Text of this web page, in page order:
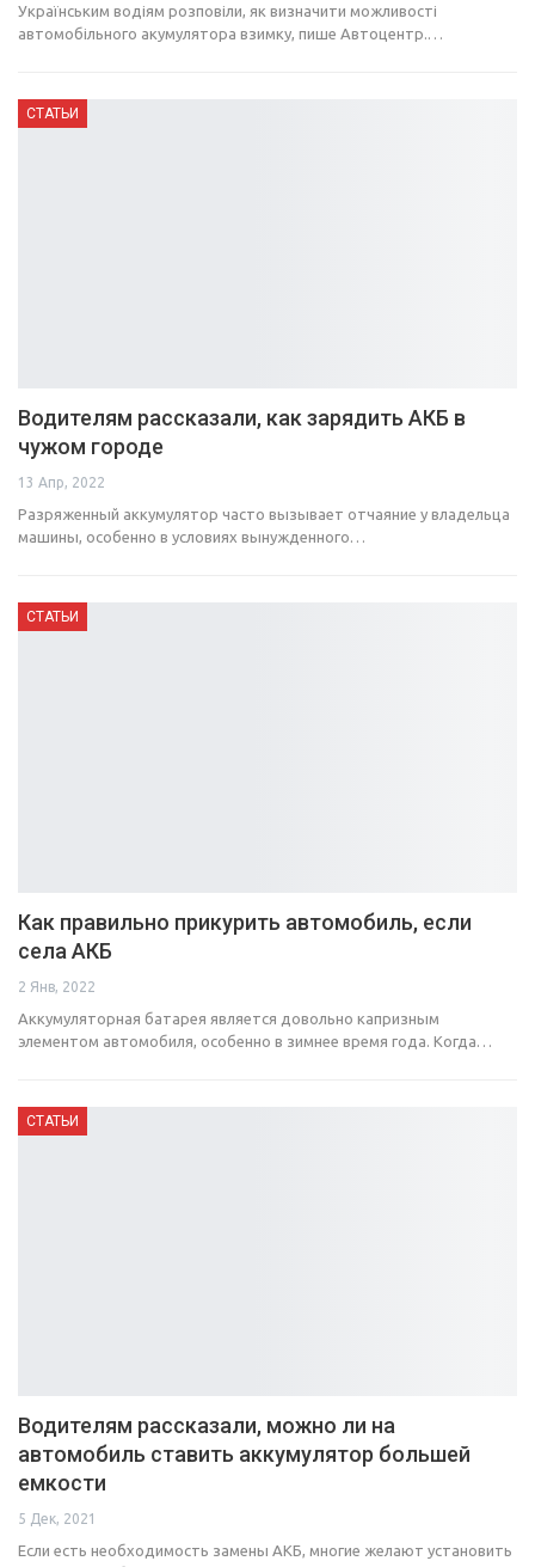
Українським водіям розповіли, як визначити можливості
автомобільного акумулятора взимку, пише Автоцентр.…
СТАТЬИ
Водителям рассказали, как зарядить АКБ в
чужом городе
13 Апр, 2022
Разряженный аккумулятор часто вызывает отчаяние у владельца
машины, особенно в условиях вынужденного…
СТАТЬИ
Как правильно прикурить автомобиль, если
села АКБ
2 Янв, 2022
Аккумуляторная батарея является довольно капризным
элементом автомобиля, особенно в зимнее время года. Когда…
СТАТЬИ
Водителям рассказали, можно ли на
автомобиль ставить аккумулятор большей
емкости
5 Дек, 2021
Если есть необходимость замены АКБ, многие желают установить